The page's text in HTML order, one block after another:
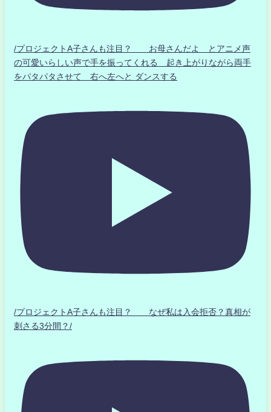
/プロジェクトA子さんも注目？ お母さんだよ とアニメ声
の可愛いらしい声で手を振ってくれる 起き上がりながら両手
をパタパタさせて 右へ左へと ダンスする
/プロジェクトA子さんも注目？ なぜ私は入会拒否？真相が
刺さる3分間？/